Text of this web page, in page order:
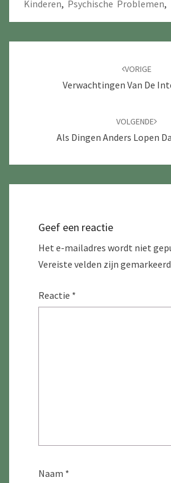
Kinderen, Psychische Problemen,
berichten
VORIGE
Verwachtingen Van De
VOLGENDE
Als Dingen Anders Lopen
Geef een reactie
Het e-mailadres wordt niet
Vereiste velden zijn
Reactie *
Naam *